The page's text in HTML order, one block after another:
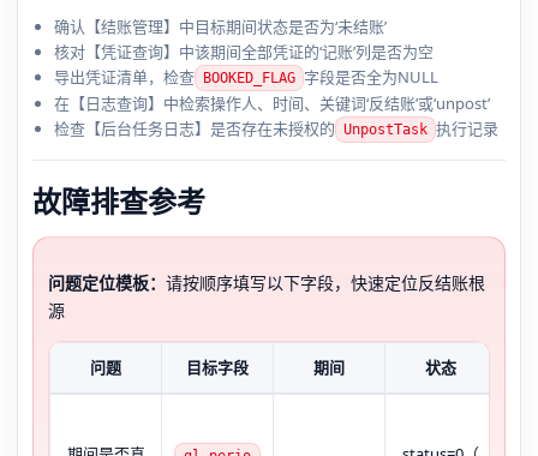
确认【结账管理】中目标期间状态是否为‘未结账’
核对【凭证查询】中该期间全部凭证的‘记账’列是否为空
导出凭证清单，检查 BOOKED_FLAG 字段是否全为NULL
在【日志查询】中检索操作人、时间、关键词‘反结账’或‘unpost’
检查【后台任务日志】是否存在未授权的 UnpostTask 执行记录
故障排查参考
问题定位模板： 请按顺序填写以下字段，快速定位反结账根
源
问题 目标字段 期间 状态